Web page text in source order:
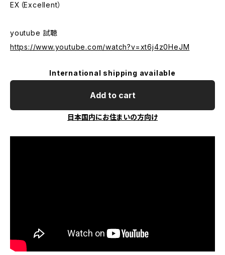
EX（Excellent）
youtube 試聴
https://www.youtube.com/watch?v=xt6j4z0HeJM
International shipping available
Add to cart
日本国内にお住まいの方向け